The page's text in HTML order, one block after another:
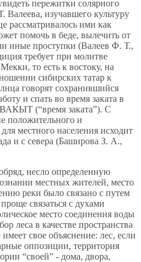
пережитки солярного
Валеева, изучавшего культуру
рассматривалось ими как
помочь в беде, вылечить от
иные проступки (Валеев Ф. Т.,
требует при молитве
то есть к востоку, на
сибирских татар к
говорят сохранившийся
и спать во время заката в
(“время заката”). С
положительного и
местного населения исходит
и с севера (Баширова З. А.,
несло определенную
местных жителей, место
реки было связано с путем
связаться с духами
место соединения воды
леса в качестве пространства
свое объяснение: лес, если
оппозиции, территория
“своей” - дома, двора,